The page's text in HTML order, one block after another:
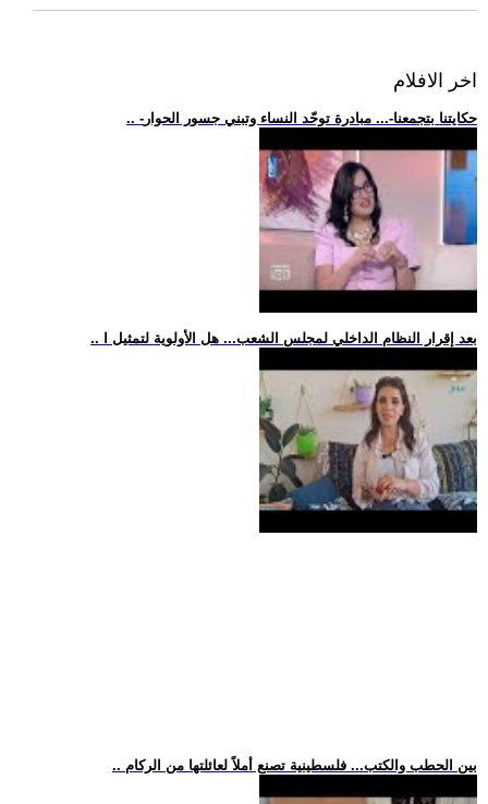
اخر الافلام
.. -حكايتنا بتجمعنا-... مبادرة توحّد النساء وتبني جسور الحوار
.. بعد إقرار النظام الداخلي لمجلس الشعب... هل الأولوية لتمثيل ا
.. بين الحطب والكتب... فلسطينية تصنع أملاً لعائلتها من الركام